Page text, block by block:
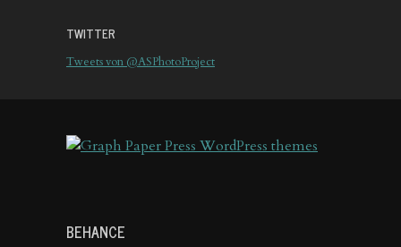
TWITTER
Tweets von @ASPhotoProject
BEHANCE